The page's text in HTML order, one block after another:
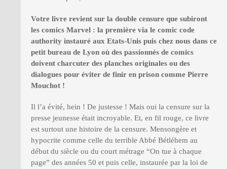
Votre livre revient sur la double censure que subiront
les comics Marvel : la première via le comic code
authority instauré aux Etats-Unis puis chez nous dans ce
petit bureau de Lyon où des passionnés de comics
doivent charcuter des planches originales ou des
dialogues pour éviter de finir en prison comme Pierre
Mouchot !
Il l’a évité, hein ! De justesse ! Mais oui la censure sur la
presse jeunesse était incroyable. Et, en fil rouge, ce livre
est surtout une histoire de la censure. Mensongère et
hypocrite comme celle du terrible Abbé Bétléhem au
début du siècle ou du court métrage “On tue à chaque
page” des années 50 et puis celle, instaurée par la loi de